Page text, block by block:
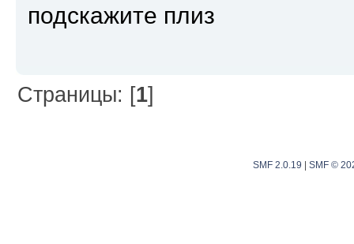
подскажите плиз
Страницы: [1]
SMF 2.0.19 SMF ©